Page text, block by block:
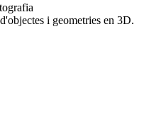
i geometries en 3D.